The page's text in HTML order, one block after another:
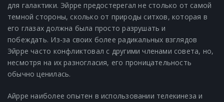
для галактики. Эйрре предостерегал не столько от самой
темной стороны, сколько от природы ситхов, которая в
его глазах должна была просто разрушать и
побеждать. Из-за своих более радикальных взглядов
Эйрре часто конфликтовал с другими членами совета, но,
несмотря на их разногласия, его проницательность
обычно ценилась.
Айрре наиболее опытен в использовании телекинеза и